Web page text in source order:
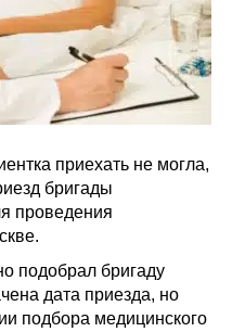
приехать не могла,
бригады
проведения
подобрал бригаду
дата приезда, но
подбора медицинского